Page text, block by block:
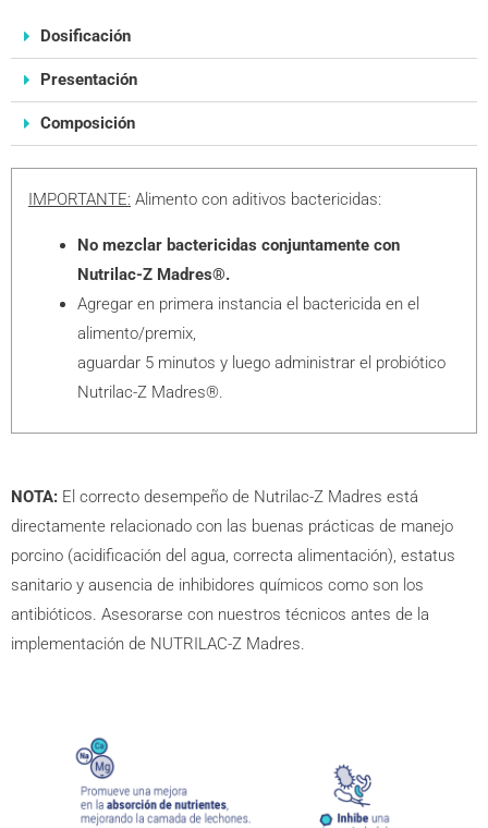
Dosificación
Presentación
Composición
IMPORTANTE: Alimento con aditivos bactericidas:
No mezclar bactericidas conjuntamente con
Nutrilac-Z Madres®.
Agregar en primera instancia el bactericida en el
alimento/premix,
aguardar 5 minutos y luego administrar el probiótico
Nutrilac-Z Madres®.
NOTA: El correcto desempeño de Nutrilac-Z Madres está
directamente relacionado con las buenas prácticas de manejo
porcino (acidificación del agua, correcta alimentación), estatus
sanitario y ausencia de inhibidores químicos como son los
antibióticos. Asesorarse con nuestros técnicos antes de la
implementación de NUTRILAC-Z Madres.